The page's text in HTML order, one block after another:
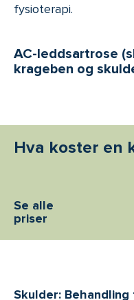
fysioterapi.
AC-leddsartrose
krageben og
Hva koster en
Se alle
priser
Skulder: